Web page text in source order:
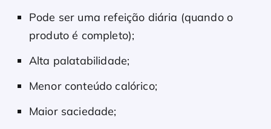
Pode ser uma refeição diária (quando o
produto é completo);
Alta palatabilidade;
Menor conteúdo calórico;
Maior saciedade;